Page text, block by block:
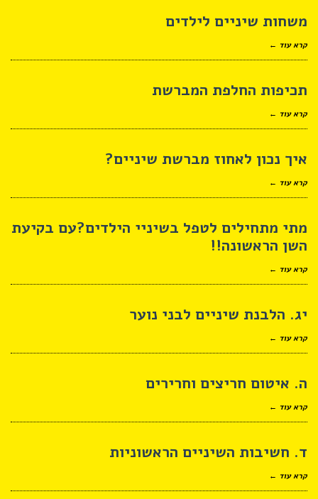
משחות שיניים לילדים
קרא עוד ←
תכיפות החלפת המברשת
קרא עוד ←
איך נכון לאחוז מברשת שיניים?
קרא עוד ←
מתי מתחילים לטפל בשיניי הילדים?עם בקיעת
השן הראשונה!!
קרא עוד ←
יג. הלבנת שיניים לבני נוער
קרא עוד ←
ה. איטום חריצים וחרירים
קרא עוד ←
ד. חשיבות השיניים הראשוניות
קרא עוד ←